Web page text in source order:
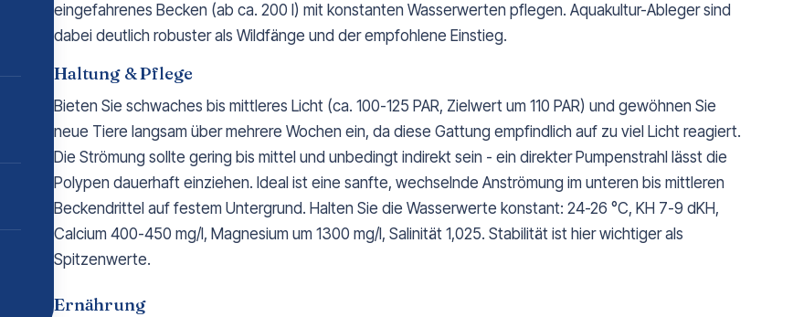
eingefahrenes Becken (ab ca. 200 l) mit konstanten Wasserwerten pflegen. Aquakultur-Ableger sind
dabei deutlich robuster als Wildfänge und der empfohlene Einstieg.
Haltung & Pflege
Bieten Sie schwaches bis mittleres Licht (ca. 100-125 PAR, Zielwert um 110 PAR) und gewöhnen Sie
neue Tiere langsam über mehrere Wochen ein, da diese Gattung empfindlich auf zu viel Licht reagiert.
Die Strömung sollte gering bis mittel und unbedingt indirekt sein - ein direkter Pumpenstrahl lässt die
Polypen dauerhaft einziehen. Ideal ist eine sanfte, wechselnde Anströmung im unteren bis mittleren
Beckendrittel auf festem Untergrund. Halten Sie die Wasserwerte konstant: 24-26 °C, KH 7-9 dKH,
Calcium 400-450 mg/l, Magnesium um 1300 mg/l, Salinität 1,025. Stabilität ist hier wichtiger als
Spitzenwerte.
Ernährung